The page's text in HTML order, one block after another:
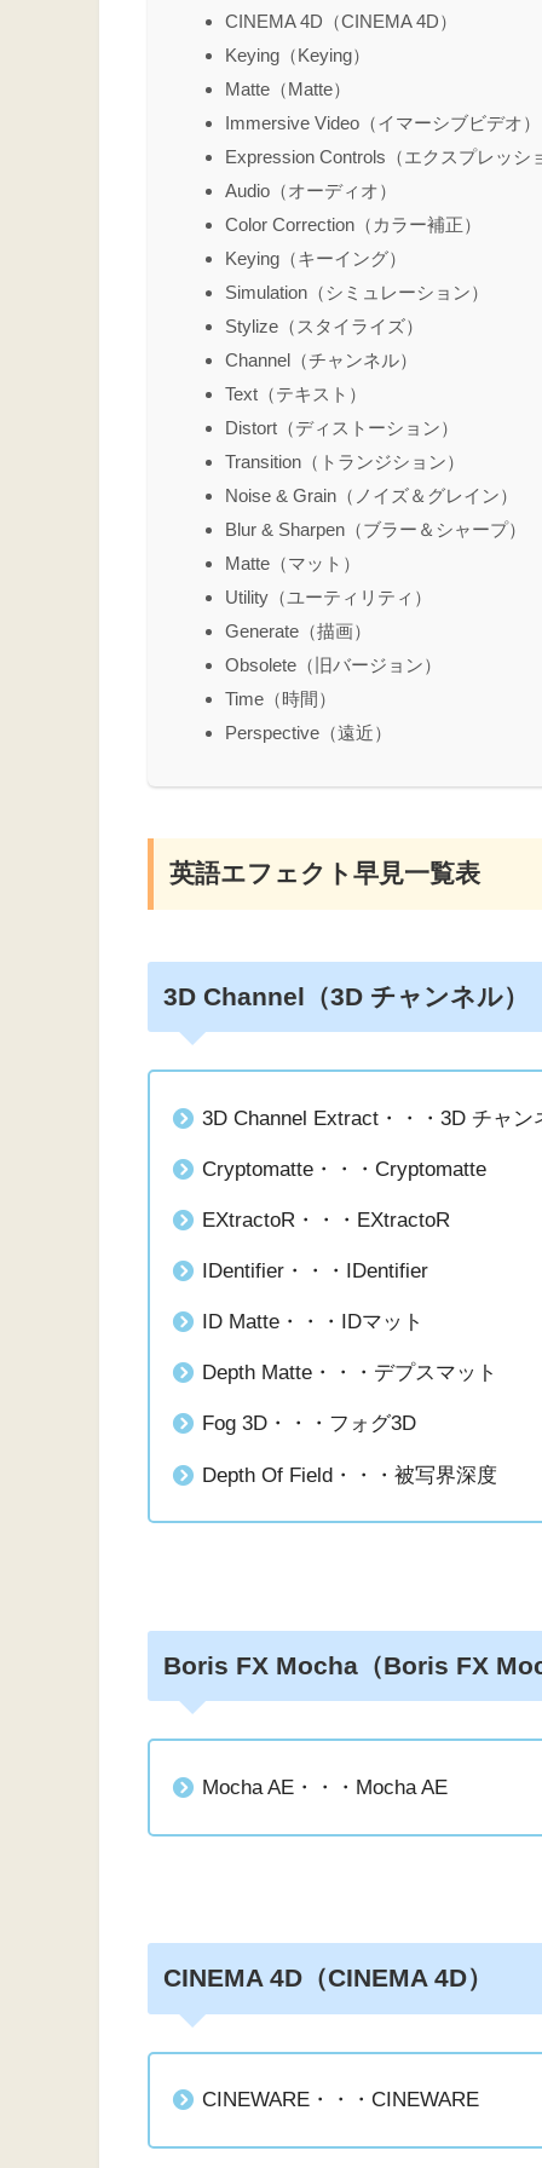
CINEMA 4D（CINEMA 4D）
Keying（Keying）
Matte（Matte）
Immersive Video（イマーシブビデオ）
Expression Controls（エクスプレッシ
Audio（オーディオ）
Color Correction（カラー補正）
Keying（キーイング）
Simulation（シミュレーション）
Stylize（スタイライズ）
Channel（チャンネル）
Text（テキスト）
Distort（ディストーション）
Transition（トランジション）
Noise & Grain（ノイズ＆グレイン）
Blur & Sharpen（ブラー＆シャープ）
Matte（マット）
Utility（ユーティリティ）
Generate（描画）
Obsolete（旧バージョン）
Time（時間）
Perspective（遠近）
英語エフェクト早見一覧表
3D Channel（3D チャンネル）
3D Channel Extract・・・3D チャン
Cryptomatte・・・Cryptomatte
EXtractoR・・・EXtractoR
IDentifier・・・IDentifier
ID Matte・・・IDマット
Depth Matte・・・デプスマット
Fog 3D・・・フォグ3D
Depth Of Field・・・被写界深度
Boris FX Mocha（Boris FX
Mocha AE・・・Mocha AE
CINEMA 4D（CINEMA 4D）
CINEWARE・・・CINEWARE